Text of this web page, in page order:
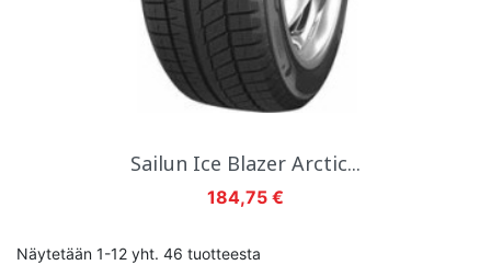
Sailun Ice Blazer Arctic...
Hinta
184,75 €
Näytetään 1-12 yht. 46 tuotteesta